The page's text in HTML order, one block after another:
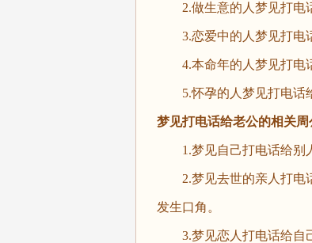
2.做生意的人梦见打电
3.恋爱中的人梦见打电话
4.本命年的人梦见打电话
5.怀孕的人梦见打电话给
梦见打电话给老公的相关周
1.梦见自己打电话给别人
2.梦见去世的亲人打电话
发生口角。
3.梦见恋人打电话给自己